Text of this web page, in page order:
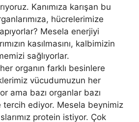
Kanımıza karışan bu
hücrelerimize
Mesela enerjiyi
kasılmasını, kalbimizin
sağlıyorlar.
organın farklı besinlere
vücudumuzun her
ama bazı organlar bazı
tercih ediyor. Mesela beynimiz
protein istiyor. Çok